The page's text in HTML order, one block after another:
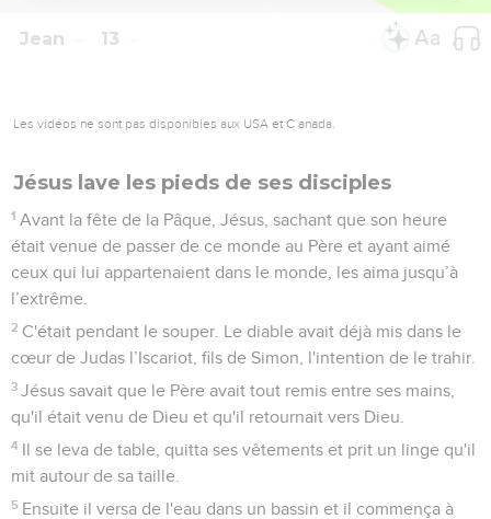
Jean 13
Les vidéos ne sont pas disponibles aux USA et C anada.
Jésus lave les pieds de ses disciples
1 Avant la fête de la Pâque, Jésus, sachant que son heure
était venue de passer de ce monde au Père et ayant aimé
ceux qui lui appartenaient dans le monde, les aima jusqu’à
l’extrême.
2 C'était pendant le souper. Le diable avait déjà mis dans le
cœur de Judas l’Iscariot, fils de Simon, l'intention de le trahir.
3 Jésus savait que le Père avait tout remis entre ses mains,
qu'il était venu de Dieu et qu'il retournait vers Dieu.
4 Il se leva de table, quitta ses vêtements et prit un linge qu'il
mit autour de sa taille.
5 Ensuite il versa de l'eau dans un bassin et il commença à